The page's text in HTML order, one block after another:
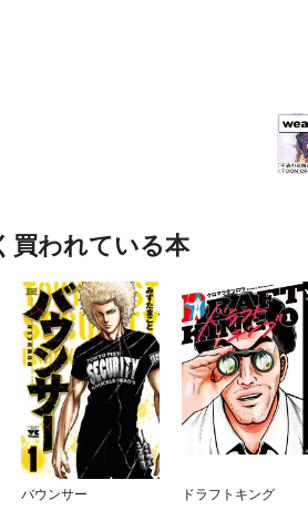
買われている本
バウンサー ドラフトキング